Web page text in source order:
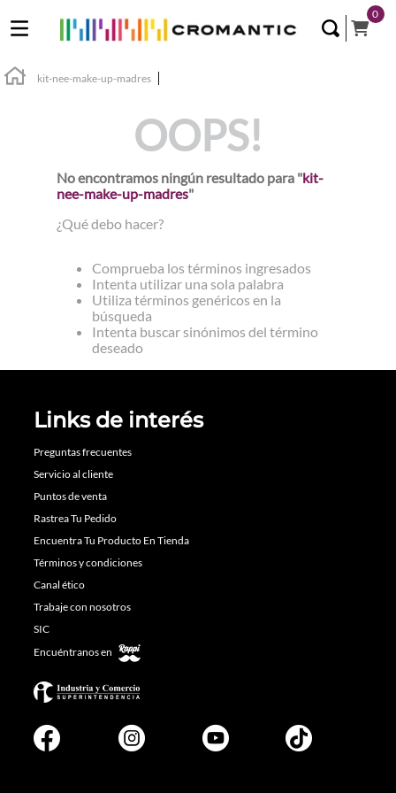
0
kit-nee-make-up-madres
OOPS!
No encontramos ningún resultado para "kit-
nee-make-up-madres"
¿Qué debo hacer?
Comprueba los términos ingresados
Intenta utilizar una sola palabra
Utiliza términos genéricos en la
búsqueda
Intenta buscar sinónimos del término
deseado
Links de interés
Preguntas frecuentes
Servicio al cliente
Puntos de venta
Rastrea Tu Pedido
Encuentra Tu Producto En Tienda
Términos y condiciones
Canal ético
Trabaje con nosotros
SIC
Encuéntranos en